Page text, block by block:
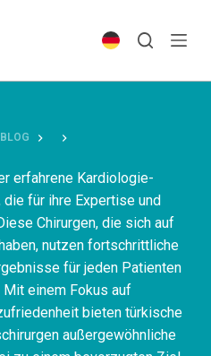
BLOG
erfahrene Kardiologie-
die für ihre Expertise und
Chirurgen, die sich auf
nutzen fortschrittliche
für jeden Patienten
einem Fokus auf
bieten türkische
außergewöhnliche